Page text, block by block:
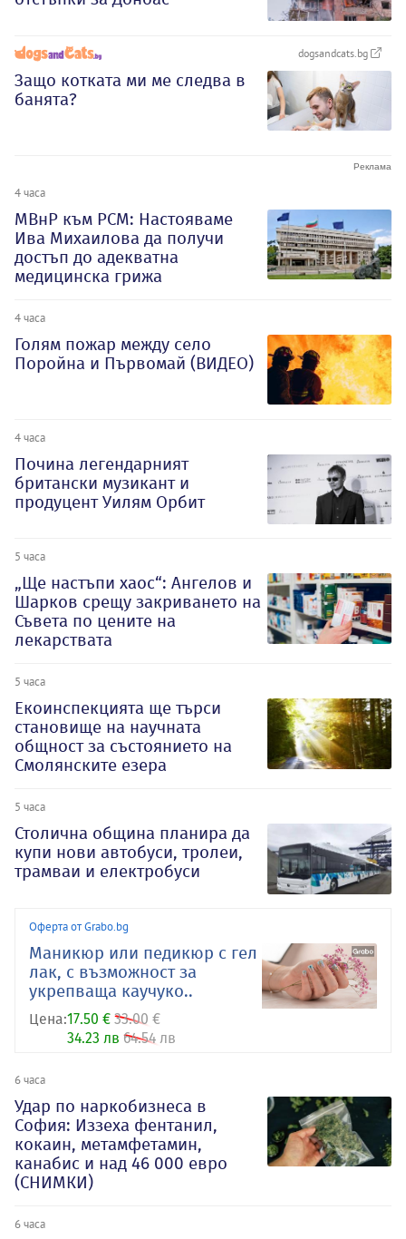
dogsandcats.bg
Защо котката ми ме следва в
банята?
4 часа
МВнР към РСМ: Настояваме
Ива Михаилова да получи
достъп до адекватна
медицинска грижа
4 часа
Голям пожар между село
Поройна и Първомай (ВИДЕО)
4 часа
Почина легендарният
британски музикант и
продуцент Уилям Орбит
5 часа
„Ще настъпи хаос“: Ангелов и
Шарков срещу закриването на
Съвета по цените на
лекарствата
5 часа
Екоинспекцията ще търси
становище на научната
общност за състоянието на
Смолянските езера
5 часа
Столична община планира да
купи нови автобуси, тролеи,
трамваи и електробуси
Оферта от Grabo.bg
Маникюр или педикюр с гел
лак, с възможност за
укрепваща каучуко..
Цена:17.50 € 33.00 €
34.23 лв 64.54 лв
6 часа
Удар по наркобизнеса в
София: Иззеха фентанил,
кокаин, метамфетамин,
канабис и над 46 000 евро
(СНИМКИ)
6 часа